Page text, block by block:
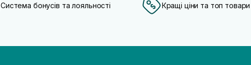
Система бонусів та лояльності Кращі ціни та топ товари